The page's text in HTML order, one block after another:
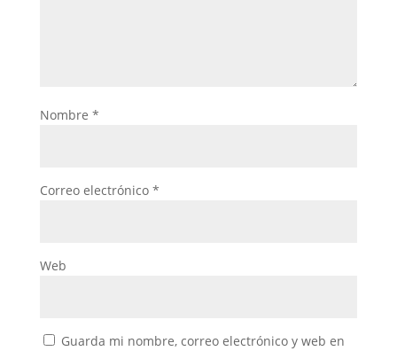
Nombre *
Correo electrónico *
Web
Guarda mi nombre, correo electrónico y web en